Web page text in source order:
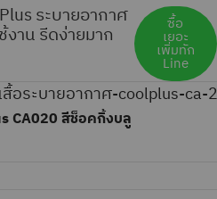
ระบายอากาศ
งาน รีดง่ายมาก ซื้อ
เยอะ
เพิ่มทัก
Line
CA020 สีช็อคกิ้งบลู